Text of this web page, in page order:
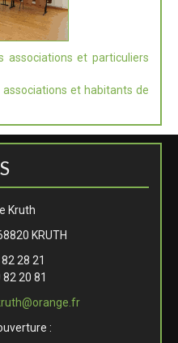
associations et particuliers
et habitants de
Kruth
KRUTH
28 21
82 20 81
: